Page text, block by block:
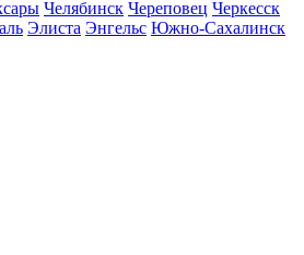
Челябинск Череповец Черкесск
Элиста Энгельс Южно-Сахалинск